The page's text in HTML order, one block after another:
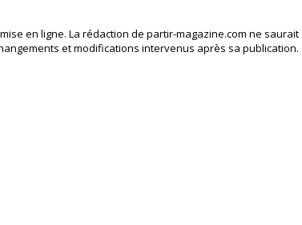
en ligne. La rédaction de partir-magazine.com ne saurait
et modifications intervenus après sa publication.